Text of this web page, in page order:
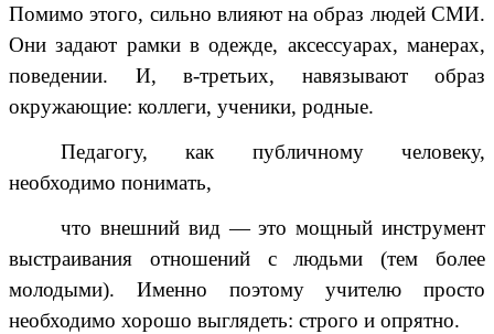
Помимо этого, сильно влияют на образ людей СМИ.
Они задают рамки в одежде, аксессуарах, манерах,
поведении. И, в-третьих, навязывают образ
окружающие: коллеги, ученики, родные.
Педагогу, как публичному человеку,
необходимо понимать,
что внешний вид — это мощный инструмент
выстраивания отношений с людьми (тем более
молодыми). Именно поэтому учителю просто
необходимо хорошо выглядеть: строго и опрятно.